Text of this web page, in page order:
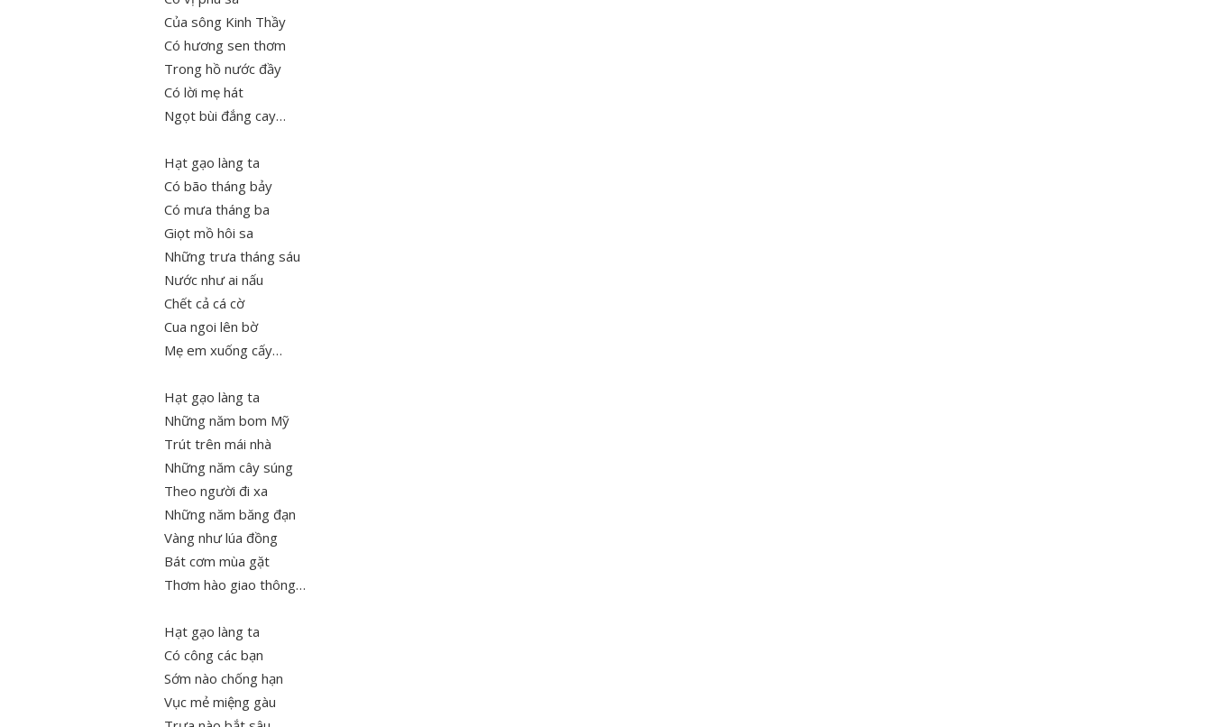
Của sông Kinh Thầy
Có hương sen thơm
Trong hồ nước đầy
Có lời mẹ hát
Ngọt bùi đắng cay…
Hạt gạo làng ta
Có bão tháng bảy
Có mưa tháng ba
Giọt mồ hôi sa
Những trưa tháng sáu
Nước như ai nấu
Chết cả cá cờ
Cua ngoi lên bờ
Mẹ em xuống cấy…
Hạt gạo làng ta
Những năm bom Mỹ
Trút trên mái nhà
Những năm cây súng
Theo người đi xa
Những năm băng đạn
Vàng như lúa đồng
Bát cơm mùa gặt
Thơm hào giao thông…
Hạt gạo làng ta
Có công các bạn
Sớm nào chống hạn
Vục mẻ miệng gàu